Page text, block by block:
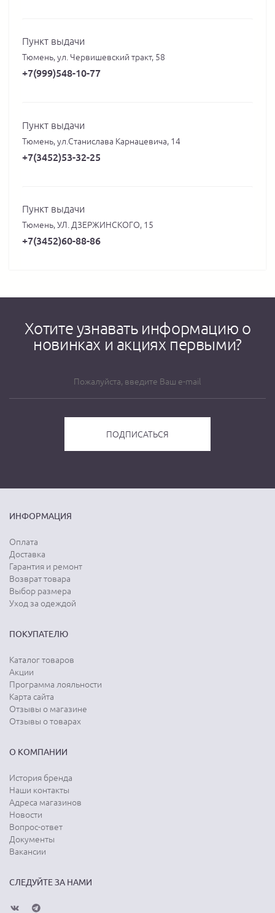
Пункт выдачи
Тюмень, ул. Червишевский тракт, 58
+7(999)548-10-77
Пункт выдачи
Тюмень, ул.Станислава Карнацевича, 14
+7(3452)53-32-25
Пункт выдачи
Тюмень, УЛ. ДЗЕРЖИНСКОГО, 15
+7(3452)60-88-86
Хотите узнавать информацию о
новинках и акциях первыми?
ИНФОРМАЦИЯ
Оплата
Доставка
Гарантия и ремонт
Возврат товара
Выбор размера
Уход за одеждой
ПОКУПАТЕЛЮ
Каталог товаров
Акции
Программа лояльности
Карта сайта
Отзывы о магазине
Отзывы о товарах
О КОМПАНИИ
История бренда
Наши контакты
Адреса магазинов
Новости
Вопрос-ответ
Документы
Вакансии
СЛЕДУЙТЕ ЗА НАМИ